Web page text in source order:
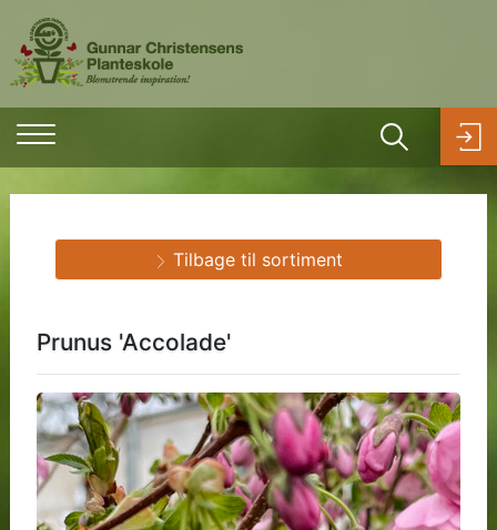
Prunus 'Accolade'
Tilbage til sortiment